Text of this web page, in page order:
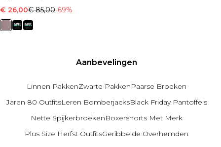
€ 26,00€ 85,00-69%
Aanbevelingen
Linnen PakkenZwarte PakkenPaarse Broeken
Jaren 80 OutfitsLeren BomberjacksBlack Friday Pantoffels
Nette SpijkerbroekenBoxershorts Met Merk
Plus Size Herfst OutfitsGeribbelde Overhemden